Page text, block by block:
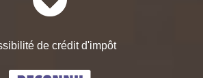
de crédit d'impôt